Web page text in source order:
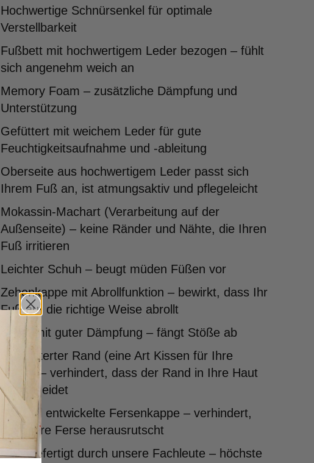
Hochwertige Schnürsenkel für optimale
Verstellbarkeit
Fußbett mit hochwertigem Leder bezogen – fühlt
sich angenehm weich an
Memory Foam – zusätzliche Dämpfung und
Unterstützung
Gefüttert mit weichem Leder für gute
Feuchtigkeitsaufnahme und -ableitung
Oberseite aus hochwertigem Leder passt sich
Ihrem Fuß an, ist atmungsaktiv und pflegeleicht
Mokassin-Machart (Verarbeitung auf der
Außenseite) – keine Ränder und Nähte, die Ihren
Fuß irritieren
Leichter Schuh – beugt müden Füßen vor
Zehenkappe mit Abrollfunktion – bewirkt, dass Ihr
Fuß auf die richtige Weise abrollt
Sohle mit guter Dämpfung – fängt Stöße ab
Gepolsterter Rand (eine Art Kissen für Ihre
Ferse) – verhindert, dass der Rand in Ihre Haut
einschneidet
Speziell entwickelte Fersenkappe – verhindert,
dass Ihre Ferse herausrutscht
Handgefertigt durch unsere Fachleute – höchste